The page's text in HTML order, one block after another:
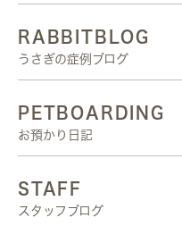
RABBITBLOG
うさぎの症例ブログ
PETBOARDING
お預かり日記
STAFF
スタッフブログ